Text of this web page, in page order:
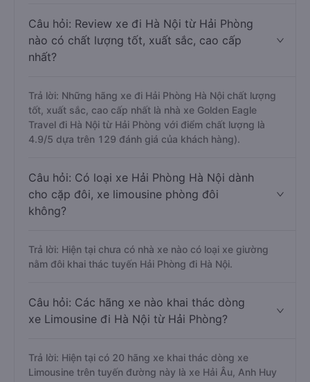
Câu hỏi: Review xe đi Hà Nội từ Hải Phòng
nào có chất lượng tốt, xuất sắc, cao cấp
nhất?
Trả lời: Những hãng xe đi Hải Phòng Hà Nội chất lượng
tốt, xuất sắc, cao cấp nhất là nhà xe Golden Eagle
Travel đi Hà Nội từ Hải Phòng với điểm chất lượng là
4.9/5 dựa trên 129 đánh giá của khách hàng).
Câu hỏi: Có loại xe Hải Phòng Hà Nội dành
cho cặp đôi, xe limousine phòng đôi
không?
Trả lời: Hiện tại chưa có nhà xe nào có loại xe giường
nằm đôi khai thác tuyến Hải Phòng đi Hà Nội.
Câu hỏi: Các hãng xe nào khai thác dòng
xe Limousine đi Hà Nội từ Hải Phòng?
Trả lời: Hiện tại có 20 hãng xe khai thác dòng xe
Limousine trên tuyến đường này là xe Hải Âu, Anh Huy